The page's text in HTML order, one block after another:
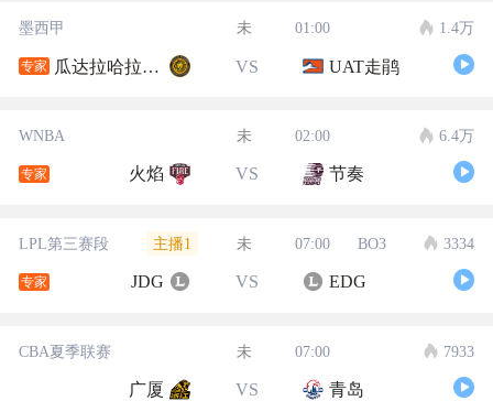
墨西甲 未 01:00 1.4万
专家 瓜达拉哈拉大学 VS UAT走鹃
WNBA 未 02:00 6.4万
专家 火焰 VS 节奏
LPL第三赛段 主播1 未 07:00 BO3 3334
专家 JDG VS EDG
CBA夏季联赛 未 07:00 7933
广厦 VS 青岛